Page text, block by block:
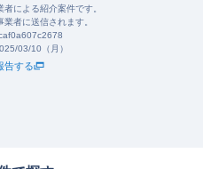
による紹介案件です。
者に送信されます。
03/10（月）
告する